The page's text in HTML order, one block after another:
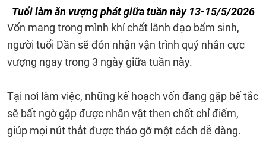
Tuổi làm ăn vượng phát giữa tuần này 13-15/5/2026
Vốn mang trong mình khí chất lãnh đạo bẩm sinh,
người tuổi Dần sẽ đón nhận vận trình quý nhân cực
vượng ngay trong 3 ngày giữa tuần này.
Tại nơi làm việc, những kế hoạch vốn đang gặp bế tắc
sẽ bất ngờ gặp được nhân vật then chốt chỉ điểm,
giúp mọi nút thắt được tháo gỡ một cách dễ dàng.